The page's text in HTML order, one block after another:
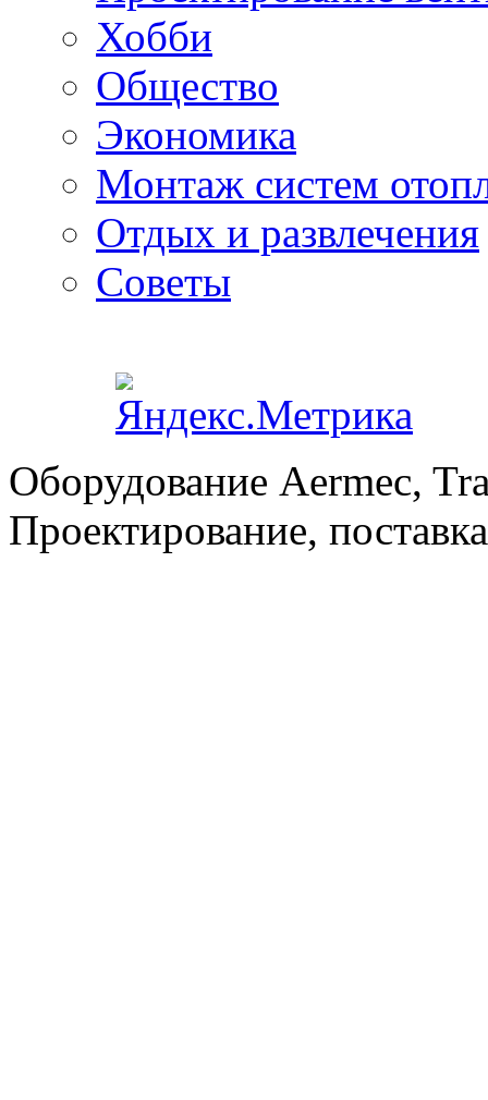
Хобби
Общество
Экономика
Монтаж систем
Отдых и развлечения
Советы
Оборудование Aermec,
Проектирование,